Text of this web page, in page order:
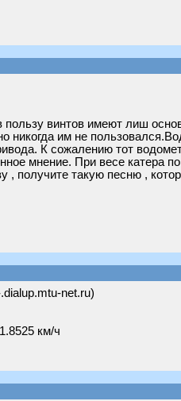
винтов имеют лиш
никогда им не
К сожалению тот
мнение. При весе катера
, получите такую песню ,
net.ru)
км/ч